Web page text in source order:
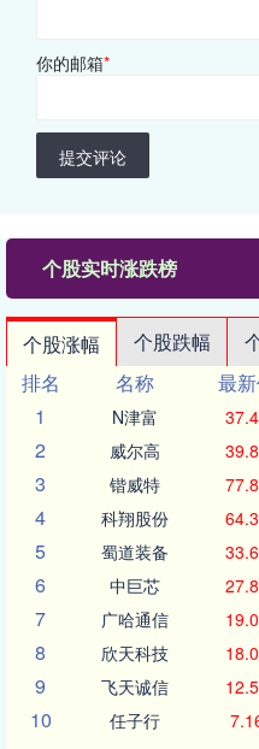
你的邮箱*
提交评论
个股实时涨跌榜
个股涨幅 个股跌幅
排名
名称 最
1
N津富
2 威尔高
3 锴威特
4 科翔股份
5 蜀道装备
6 中巨芯
7 广哈通信
8 欣天科技
9 飞天诚信
10 任子行